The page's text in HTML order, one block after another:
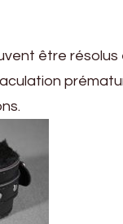
être